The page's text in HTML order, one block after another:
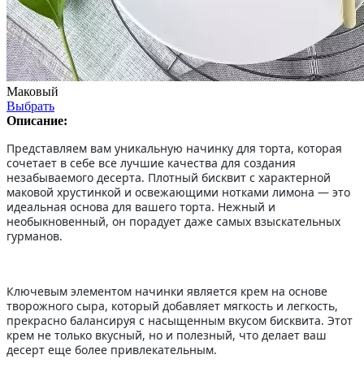
Маковый
Выбрать
Описание:
Представляем вам уникальную начинку для торта, которая
сочетает в себе все лучшие качества для создания
незабываемого десерта. Плотный бисквит с характерной
маковой хрустинкой и освежающими нотками лимона — это
идеальная основа для вашего торта. Нежный и
необыкновенный, он порадует даже самых взыскательных
гурманов.
Ключевым элементом начинки является крем на основе
творожного сыра, который добавляет мягкость и легкость,
прекрасно балансируя с насыщенным вкусом бисквита. Этот
крем не только вкусный, но и полезный, что делает ваш
десерт еще более привлекательным.